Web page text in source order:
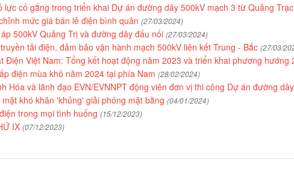
lực cố gắng trong triển khai Dự án đường dây 500kV mạch 3 từ Quảng
mức giá bán lẻ điện bình quân (27/03/2024)
500kV Quảng Trị và đường dây đấu nối (27/03/2024)
tải điện, đảm bảo vận hành mạch 500kV liên kết Trung - Bắc (27/03/
Điện Việt Nam: Tổng kết hoạt động năm 2023 và triển khai phương hướng
điện mùa khô năm 2024 tại phía Nam (28/02/2024)
Hóa và lãnh đạo EVN/EVNNPT động viên đơn vị thi công Dự án đường
khó khăn 'khủng' giải phóng mặt bằng (04/01/2024)
trong mọi tình huống (15/12/2023)
IX (07/12/2023)